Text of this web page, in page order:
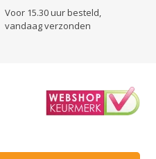
Voor 15.30 uur besteld,
vandaag verzonden